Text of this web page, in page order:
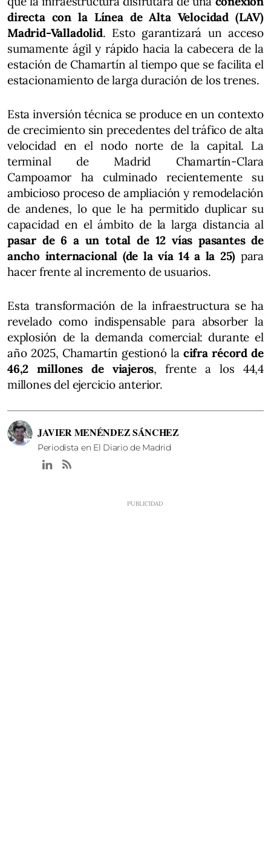
directa con la Línea de Alta Velocidad (LAV)
Madrid-Valladolid. Esto garantizará un acceso
sumamente ágil y rápido hacia la cabecera de la
estación de Chamartín al tiempo que se facilita el
estacionamiento de larga duración de los trenes.
Esta inversión técnica se produce en un contexto
de crecimiento sin precedentes del tráfico de alta
velocidad en el nodo norte de la capital. La
terminal de Madrid Chamartín-Clara
Campoamor ha culminado recientemente su
ambicioso proceso de ampliación y remodelación
de andenes, lo que le ha permitido duplicar su
capacidad en el ámbito de la larga distancia al
pasar de 6 a un total de 12 vías pasantes de
ancho internacional (de la vía 14 a la 25) para
hacer frente al incremento de usuarios.
Esta transformación de la infraestructura se ha
revelado como indispensable para absorber la
explosión de la demanda comercial: durante el
año 2025, Chamartín gestionó la cifra récord de
46,2 millones de viajeros, frente a los 44,4
millones del ejercicio anterior.
JAVIER MENÉNDEZ SÁNCHEZ
Periodista en El Diario de Madrid